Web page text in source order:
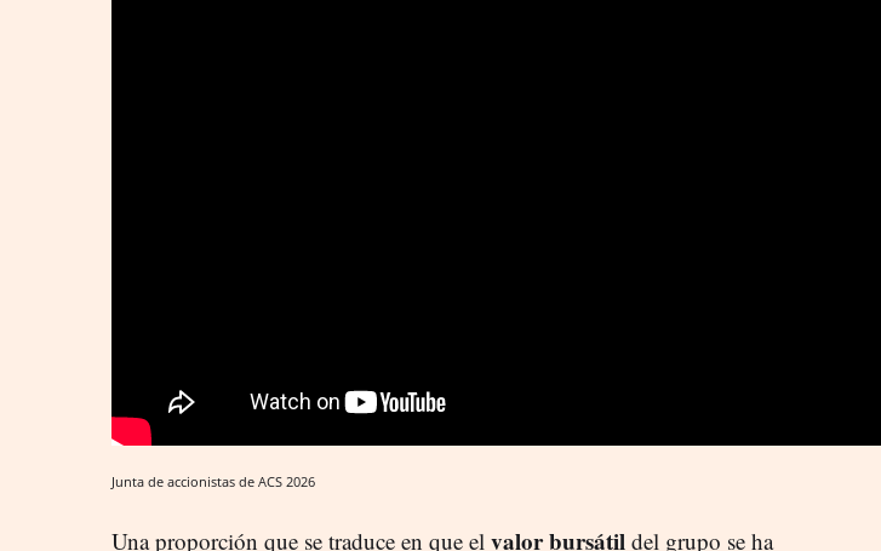
Junta de accionistas de ACS 2026
Una proporción que se traduce en que el valor bursátil del grupo se ha